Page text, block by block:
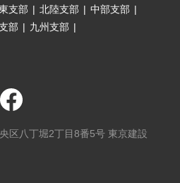
支部 | 北陸支部 | 中部支部 |
部 | 九州支部 |
区八丁堀2丁目8番5号 東京建設